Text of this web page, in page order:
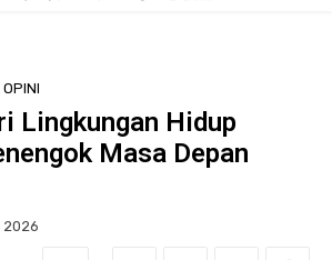
OPINI
Lingkungan Hidup
Masa Depan
2026